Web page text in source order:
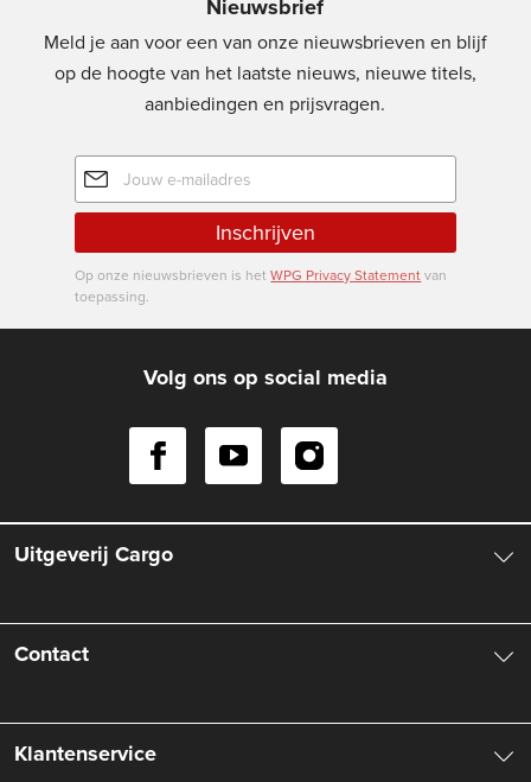
Nieuwsbrief
Meld je aan voor een van onze nieuwsbrieven en blijf
op de hoogte van het laatste nieuws, nieuwe titels,
aanbiedingen en prijsvragen.
E-
mailadres
Inschrijven
Op onze nieuwsbrieven is hetWPG Privacy Statementvan
toepassing.
Volg ons op social media
Uitgeverij Cargo
Vacatures
Contact
Klantenservice